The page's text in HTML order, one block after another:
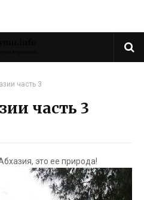
часть 3
часть 3
это ее природа!